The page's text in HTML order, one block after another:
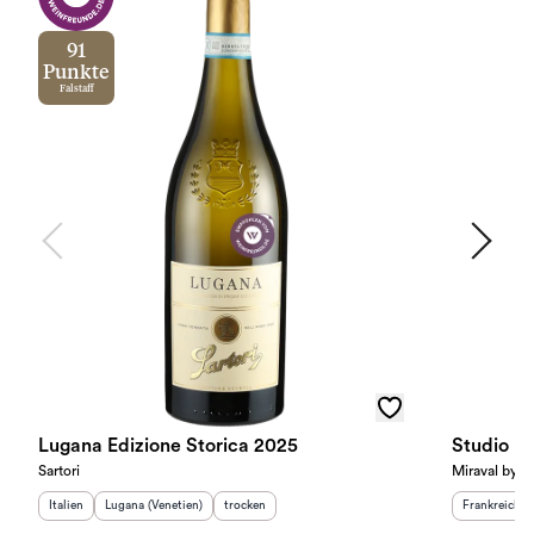
91
Punkte
Falstaff
Lugana Edizione Storica 2025
Sartori
Herkunftsland:
Italien Herkunftsregion:
Lugana (Venetien) Geschmack
trocken
Studio
Miraval by
Frankreich